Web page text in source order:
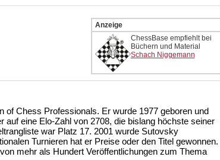
Anzeige
ChessBase empfiehlt bei
Büchern und Material
Schach Niggemann
of Chess Professionals. Er wurde 1977 geboren und
auf eine Elo-Zahl von 2708, die bislang höchste seiner
war Platz 17. 2001 wurde Sutovsky
Turnieren hat er Preise oder den Titel gewonnen.
mehr als Hundert Veröffentlichungen zum Thema